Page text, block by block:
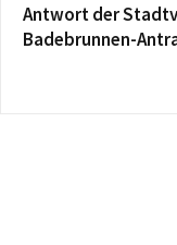
Antwort der
Badebrunnen-